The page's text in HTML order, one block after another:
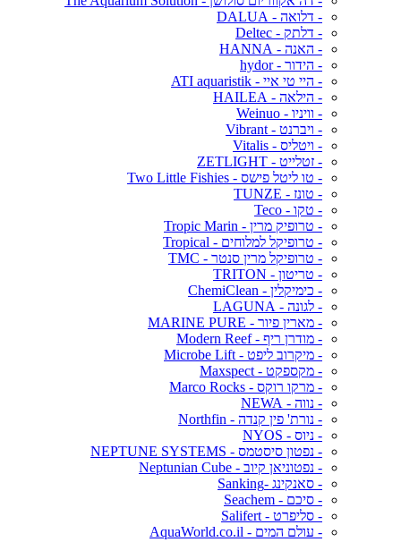
- דלואה - DALUA
- דלתק - Deltec
- האנה - HANNA
- הידור - hydor
- היי טי איי - ATI aquaristik
- הילאה - HAILEA
- וויניו - Weinuo
- ויברנט - Vibrant
- ויטליס - Vitalis
- זטלייט - ZETLIGHT
- טו ליטל פישס - Two Little Fishies
- טונז - TUNZE
- טקו - Teco
- טרופיק מרין - Tropic Marin
- טרופיקל למלוחים - Tropical
- טרופיקל מרין סנטר - TMC
- טריטון - TRITON
- כימיקלין - ChemiClean
- לגונה - LAGUNA
- מארין פיור - MARINE PURE
- מודרן ריף - Modern Reef
- מיקרוב ליפט - Microbe Lift
- מקספקט - Maxspect
- מרקו רוקס - Marco Rocks
- נווה - NEWA
- נורת' פין קנדה - Northfin
- ניוס - NYOS
- נפטון סיסטמס - NEPTUNE SYSTEMS
- נפטוניאן קיוב - Neptunian Cube
- סאנקינג -Sanking
- סיכם - Seachem
- סליפרט - Salifert
- עולם המים - AquaWorld.co.il